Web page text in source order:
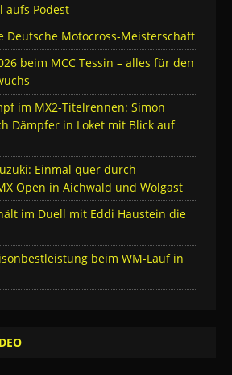
aufs Podest
Deutsche Motocross-Meisterschaft
beim MCC Tessin – alles für den
im MX2-Titelrennen: Simon
Dämpfer in Loket mit Blick auf
Einmal quer durch
Open in Aichwald und Wolgast
im Duell mit Eddi Haustein die
beim WM-Lauf in